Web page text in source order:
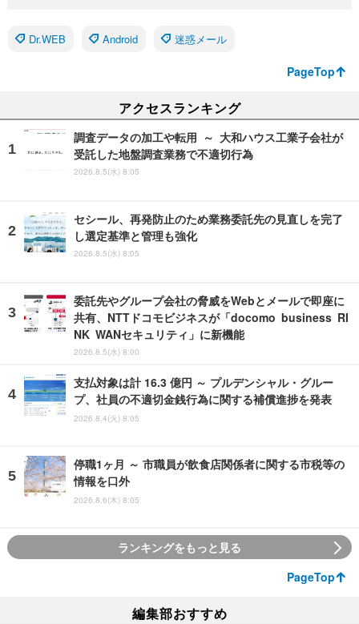
Dr.WEB Android 迷惑メール
PageTop
アクセスランキング
調査データの加工や転用 ～ 大和ハウス工業子会社が
受託した地盤調査業務で不適切行為
2026.8.5(水) 8:05
セシール、再発防止のため業務委託先の見直しを完了
し選定基準と管理も強化
2026.8.5(水) 8:05
委託先やグループ会社の脅威をWebとメールで即座に
共有、NTTドコモビジネスが「docomo business RI
NK WANセキュリティ」に新機能
2026.8.5(水) 8:00
支払対象は計 16.3 億円 ～ プルデンシャル・グルー
プ、社員の不適切金銭行為に関する補償進捗を発表
2026.8.4(火) 8:05
停職1ヶ月 ～ 市職員が飲食店関係者に関する市税等の
情報を口外
2026.8.6(木) 8:05
ランキングをもっと見る
PageTop
編集部おすすめ